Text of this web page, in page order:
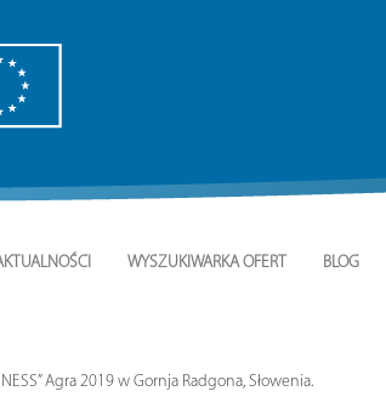
WYSZUKIWARKA OFERT BLOG
Agra 2019 w Gornja Radgona, Słowenia.